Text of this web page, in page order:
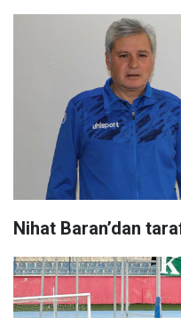
Nihat Baran’dan